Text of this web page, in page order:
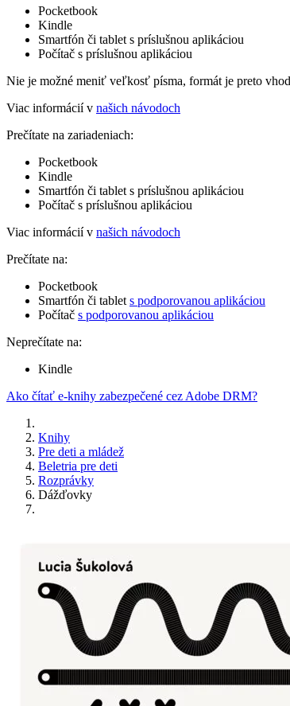
Pocketbook
Kindle
Smartfón či tablet s príslušnou aplikáciou
Počítač s príslušnou aplikáciou
Nie je možné meniť veľkosť písma, formát je preto
Viac informácií v našich návodoch
Prečítate na zariadeniach:
Pocketbook
Kindle
Smartfón či tablet s príslušnou aplikáciou
Počítač s príslušnou aplikáciou
Viac informácií v našich návodoch
Prečítate na:
Pocketbook
Smartfón či tablet s podporovanou aplikáciou
Počítač s podporovanou aplikáciou
Neprečítate na:
Kindle
Ako čítať e-knihy zabezpečené cez Adobe DRM?
Knihy
Pre deti a mládež
Beletria pre deti
Rozprávky
Dážďovky